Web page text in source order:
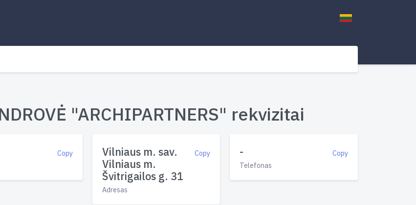
"ARCHIPARTNERS" rekvizitai
Copy Copy
Vilniaus m. sav.
Vilniaus m.
Švitrigailos g. 31
Adresas
Copy
-
Telefonas